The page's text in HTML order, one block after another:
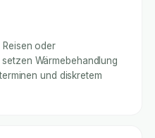
Reisen oder
Wärmebehandlung
und diskretem